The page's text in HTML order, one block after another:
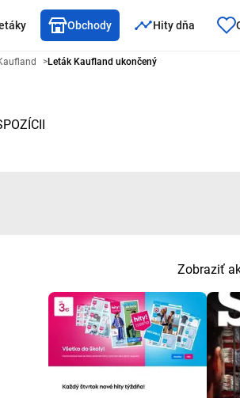
Obchody Hity dňa
- Vybraný
>Leták Kaufland ukončený
Zobraziť